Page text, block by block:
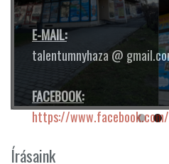
E-MAIL:
talentumnyhaza @
FACEBOOK:
https://
Írásaink